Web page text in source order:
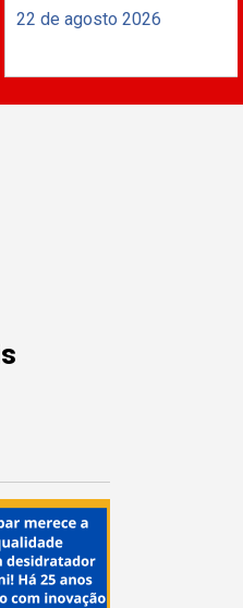
22 de agosto 2026